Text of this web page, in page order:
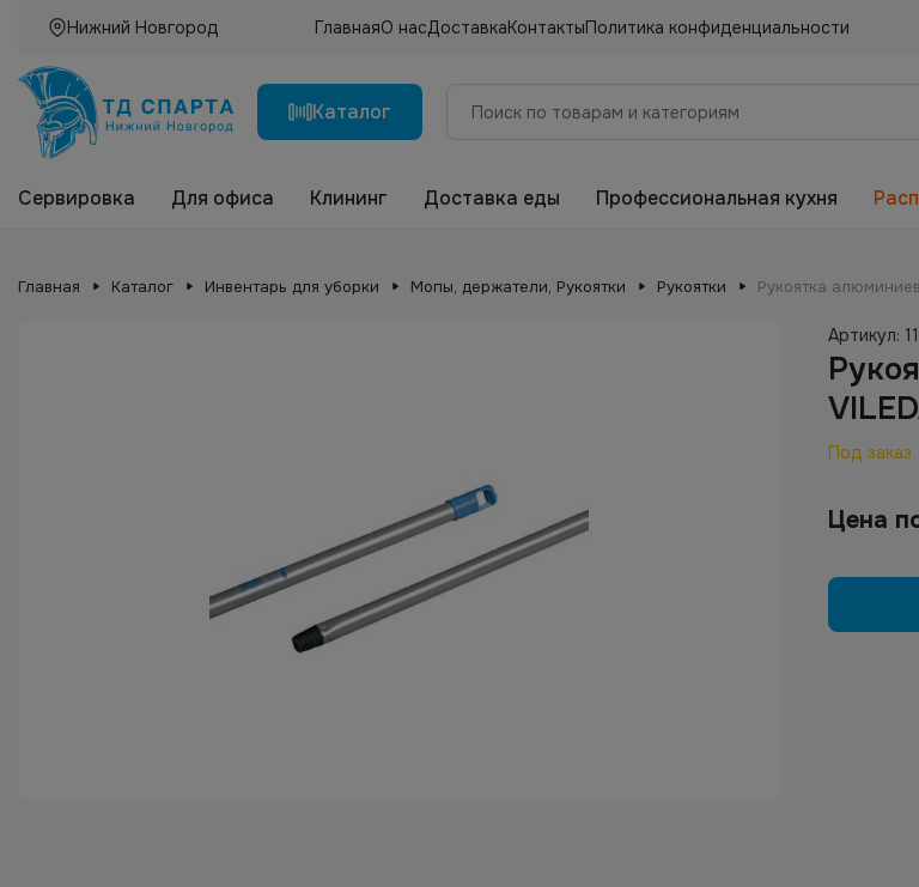
Нижний Новгород ГлавнаяО насДоставкаКонтактыПолитика конфиденциальности
Каталог
Сервировка Для офиса Клининг Доставка еды Профессиональная кухня
Главная Каталог Инвентарь для уборки Мопы, держатели, Рукоятки Рукоятки Рукоятка
Артикул:
Под заказ
Цена